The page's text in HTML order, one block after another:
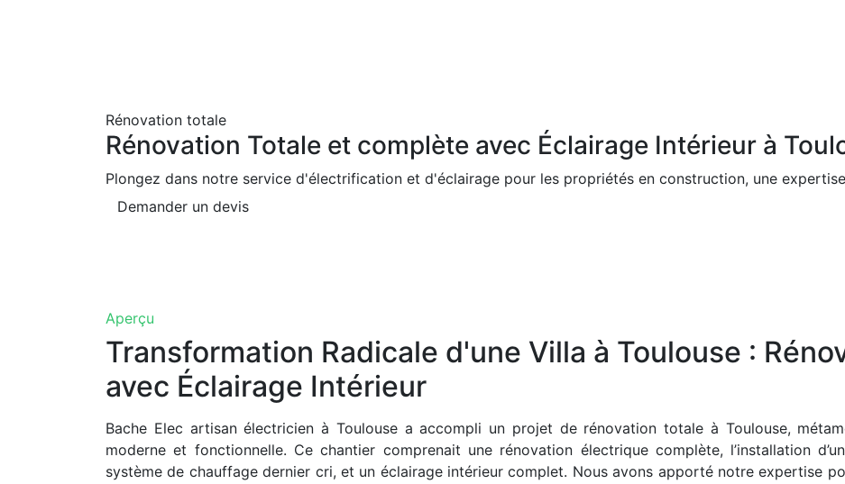
Rénovation totale
Rénovation Totale et complète avec Éclairage Intérieur à
Plongez dans notre service d'électrification et d'éclairage pour les propriétés en construction, une
Demander un devis
Aperçu
Transformation Radicale d'une Villa à Toulouse :
avec Éclairage Intérieur
Bache Elec artisan électricien à Toulouse a accompli un projet de rénovation totale à Toulouse,
moderne et fonctionnelle. Ce chantier comprenait une rénovation électrique complète, l’installation
système de chauffage dernier cri, et un éclairage intérieur complet. Nous avons apporté notre expertise